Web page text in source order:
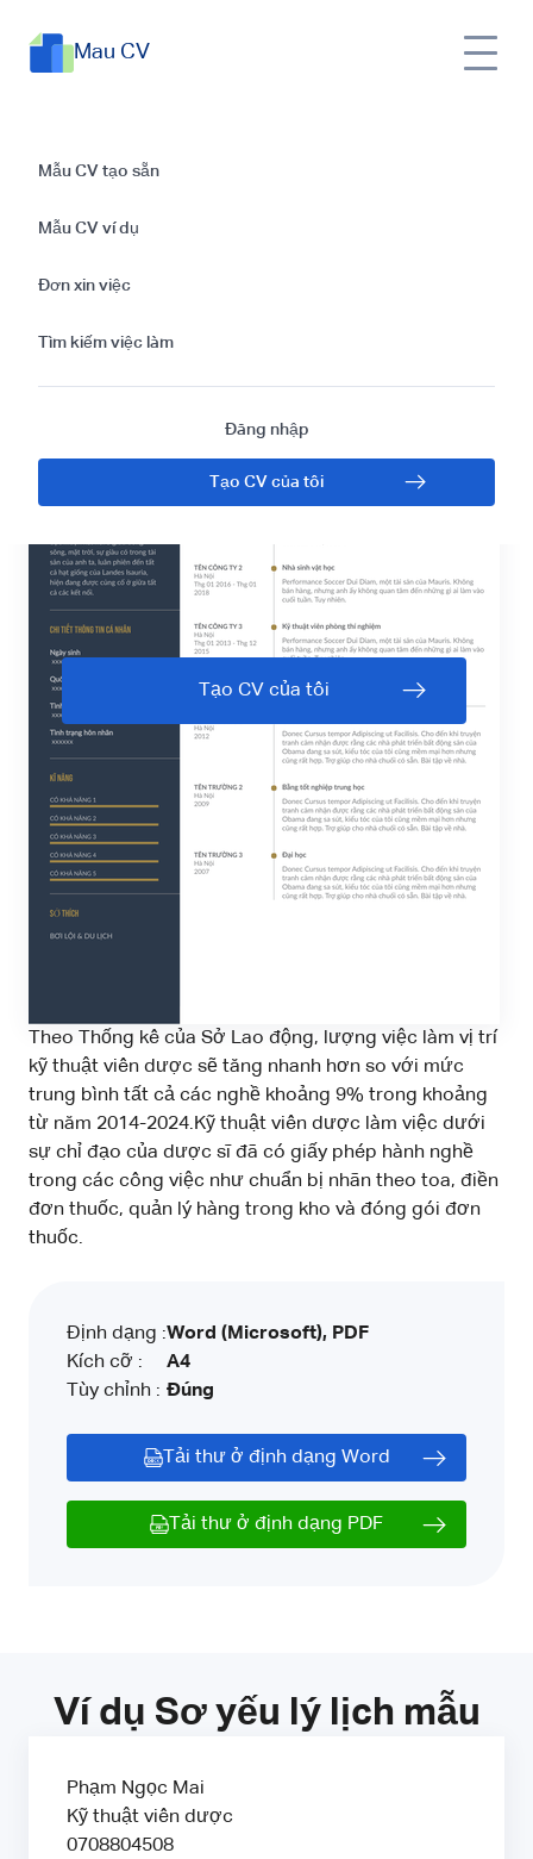
Mau CV
Mẫu CV tạo sẵn
Mẫu CV ví dụ
Đơn xin việc
Tìm kiếm việc làm
Đăng nhập
Tạo CV của tôi
Mẫu Sơ yếu lý lịch
xin việc Kỹ thuật
viên dược
Tạo CV của tôi
Theo Thống kê của Sở Lao động, lượng việc làm vị trí
kỹ thuật viên dược sẽ tăng nhanh hơn so với mức
trung bình tất cả các nghề khoảng 9% trong khoảng
từ năm 2014-2024.Kỹ thuật viên dược làm việc dưới
sự chỉ đạo của dược sĩ đã có giấy phép hành nghề
trong các công việc như chuẩn bị nhãn theo toa, điền
đơn thuốc, quản lý hàng trong kho và đóng gói đơn
thuốc.
Định dạng :
Kích cỡ :
Tùy chỉnh :
Word (Microsoft), PDF
A4
Đúng
Tải thư ở định dạng Word
Tải thư ở định dạng PDF
Ví dụ Sơ yếu lý lịch mẫu
Phạm Ngọc Mai
Kỹ thuật viên dược
0708804508